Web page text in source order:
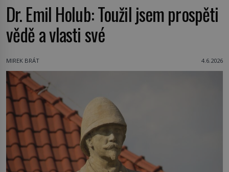
Dr. Emil Holub: Toužil jsem prospěti
vědě a vlasti své
MIREK BRÁT 4.6.2026